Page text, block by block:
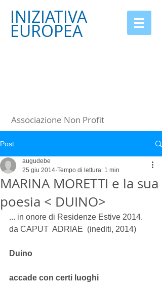
INIZIATIVA
EUROPEA
Associazione Non Profit
Post
MARINA MORETTI e la sua
poesia < DUINO>
augudebe
25 giu 2014 Tempo di lettura: 1 min
... in onore di Residenze Estive 2014.
da CAPUT  ADRIAE  (inediti, 2014)
Duino
accade con certi luoghi